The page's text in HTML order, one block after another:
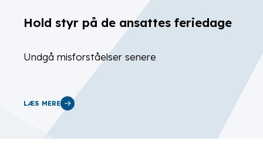
Hold styr på de ansattes feriedage
Undgå misforståelser senere
LÆS MERE